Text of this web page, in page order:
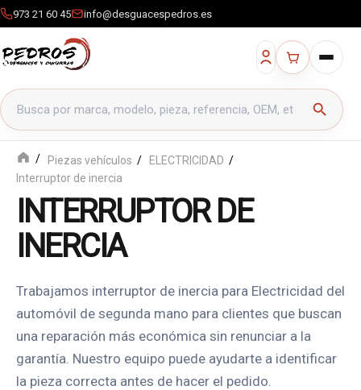
973 21 60 45 info@desguacespedros.es
Buscar productos
search
Piezas vehículos
ELECTRICIDAD
Interruptor de inercia
INTERRUPTOR DE
INERCIA
Trabajamos interruptor de inercia para Electricidad del
automóvil de segunda mano para clientes que buscan
una reparación más económica sin renunciar a la
garantía. Nuestro equipo puede ayudarte a identificar
la pieza correcta antes de hacer el pedido.